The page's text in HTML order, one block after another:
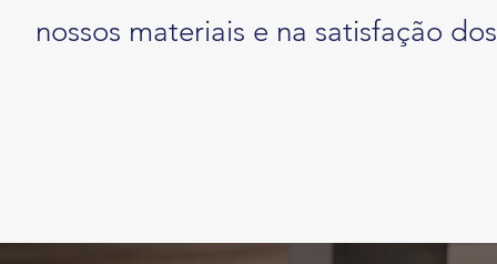
nossos materiais e na satisfação